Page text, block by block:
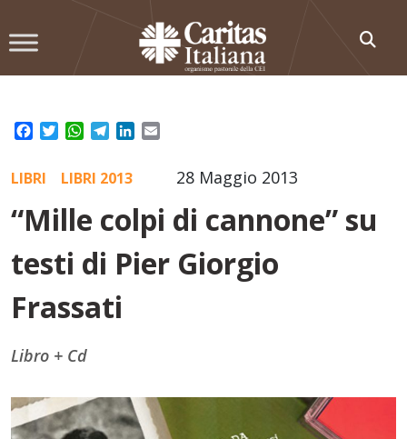
to
Facebook
TwitterWhatsApp
TelegramLinkedIn
28 Maggio 2013
LIBRI LIBRI 2013
“Mille colpi di cannone” su
testi di Pier Giorgio
Frassati
Libro + Cd